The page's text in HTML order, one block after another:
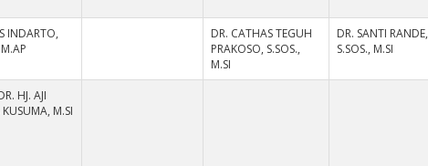
INDARTO,
DR. CATHAS TEGUH
PRAKOSO, S.SOS.,
M.SI
DR. SANTI RANDE,
S.SOS., M.SI
HJ. AJI
M.SI